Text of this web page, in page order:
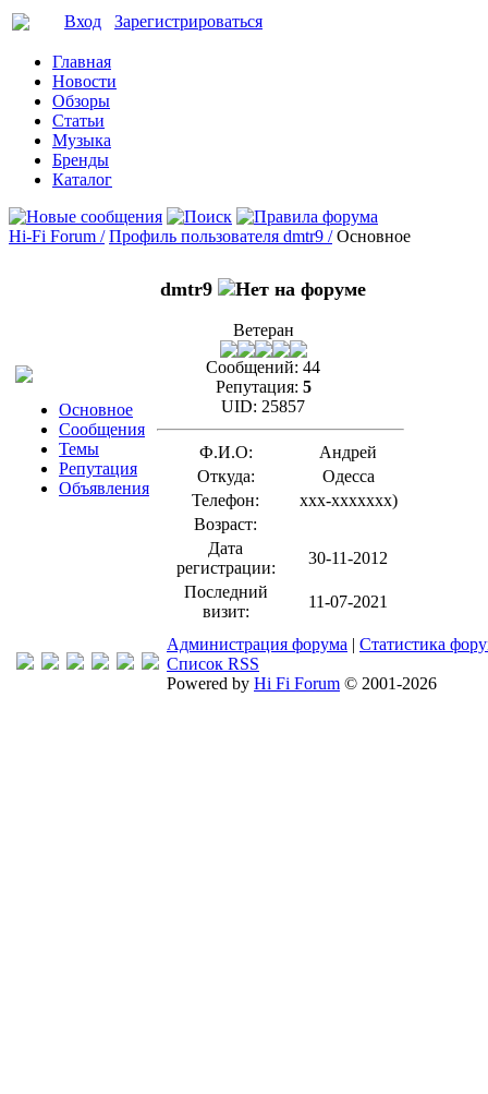
Вход Зарегистрироваться
Главная
Новости
Обзоры
Статьи
Музыка
Бренды
Каталог
Hi-Fi Forum / Профиль пользователя dmtr9 / Основное
Основное
Сообщения
Темы
Репутация
Объявления
dmtr9
Ветеран
Сообщений: 44
Репутация: 5
UID: 25857
Ф.И.О:
Андрей
Откуда:
Одесса
Телефон:
xxx-xxxxxxx)
Возраст:
Дата
регистрации:
30-11-2012
Последний
визит:
11-07-2021
Администрация форума | Статистика
Список RSS
Powered by Hi Fi Forum © 2001-2026